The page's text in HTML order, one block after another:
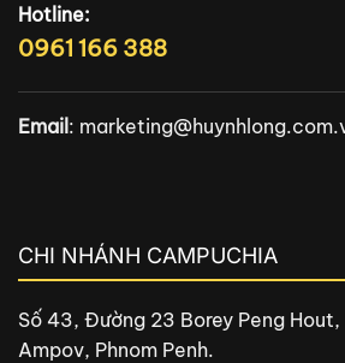
Hotline:
0961 166 388
Email:
CHI NHÁNH CAMPUCHIA
Số 43, Đường 23 Borey Peng Hout,
Ampov, Phnom Penh.